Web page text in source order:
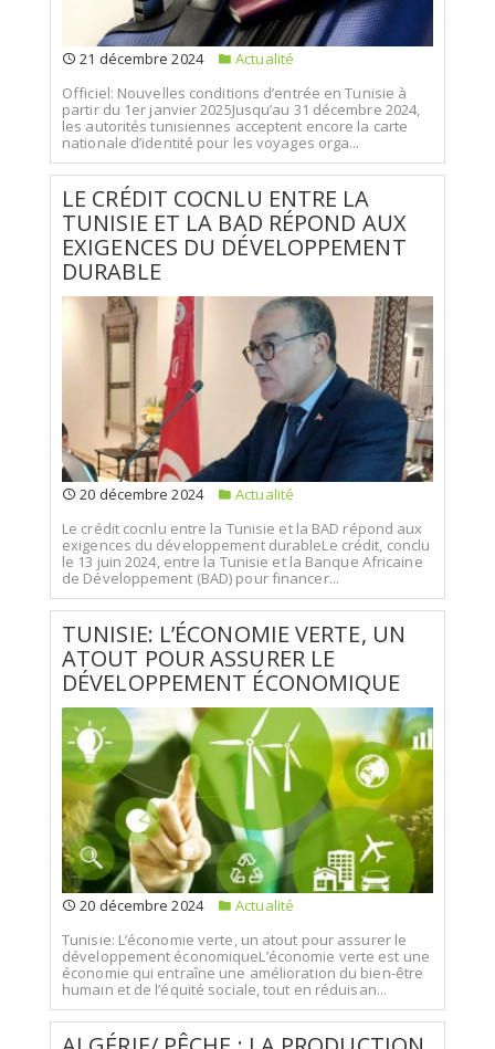
21 décembre 2024
Actualité
Officiel: Nouvelles conditions d’entrée en Tunisie à
partir du 1er janvier 2025Jusqu’au 31 décembre 2024,
les autorités tunisiennes acceptent encore la carte
nationale d’identité pour les voyages orga...
LE CRÉDIT COCNLU ENTRE LA
TUNISIE ET LA BAD RÉPOND AUX
EXIGENCES DU DÉVELOPPEMENT
DURABLE
20 décembre 2024
Actualité
Le crédit cocnlu entre la Tunisie et la BAD répond aux
exigences du développement durableLe crédit, conclu
le 13 juin 2024, entre la Tunisie et la Banque Africaine
de Développement (BAD) pour financer...
TUNISIE: L’ÉCONOMIE VERTE, UN
ATOUT POUR ASSURER LE
DÉVELOPPEMENT ÉCONOMIQUE
20 décembre 2024
Actualité
Tunisie: L’économie verte, un atout pour assurer le
développement économiqueL’économie verte est une
économie qui entraîne une amélioration du bien-être
humain et de l’équité sociale, tout en réduisan...